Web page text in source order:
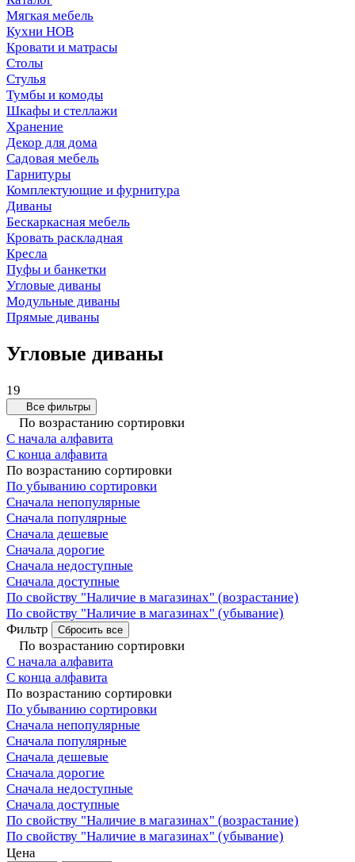
Мягкая мебель
Кухни НОВ
Кровати и матрасы
Столы
Стулья
Тумбы и комоды
Шкафы и стеллажи
Хранение
Декор для дома
Садовая мебель
Гарнитуры
Комплектующие и фурнитура
Диваны
Бескаркасная мебель
Кровать раскладная
Кресла
Пуфы и банкетки
Угловые диваны
Модульные диваны
Прямые диваны
Угловые диваны
19
Все фильтры
По возрастанию сортировки
С начала алфавита
С конца алфавита
По возрастанию сортировки
По убыванию сортировки
Сначала непопулярные
Сначала популярные
Сначала дешевые
Сначала дорогие
Сначала недоступные
Сначала доступные
По свойству "Наличие в магазинах" (возрастание)
По свойству "Наличие в магазинах" (убывание)
Фильтр
Сбросить все
По возрастанию сортировки
С начала алфавита
С конца алфавита
По возрастанию сортировки
По убыванию сортировки
Сначала непопулярные
Сначала популярные
Сначала дешевые
Сначала дорогие
Сначала недоступные
Сначала доступные
По свойству "Наличие в магазинах" (возрастание)
По свойству "Наличие в магазинах" (убывание)
Цена